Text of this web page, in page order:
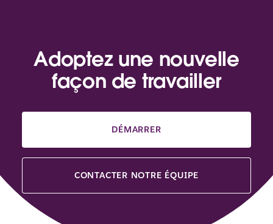
Adoptez une nouvelle
façon de travailler
DÉMARRER
CONTACTER NOTRE ÉQUIPE